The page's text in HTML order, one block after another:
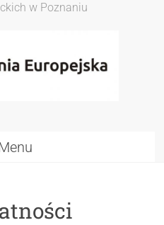
w Poznaniu